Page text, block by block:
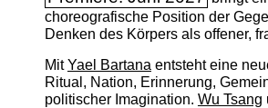
choreografische Position der
Denken des Körpers als offener,
MitYael Bartana entsteht eine
Ritual, Nation, Erinnerung,
politischer Imagination. Wu Tsang